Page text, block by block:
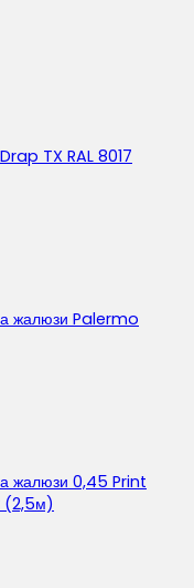
TX RAL 8017
жалюзи Palermo
жалюзи 0,45 Print
(2,5м)